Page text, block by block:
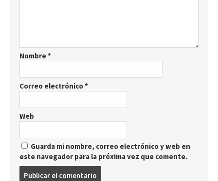
Nombre*
Correo electrónico*
Web
Guarda mi nombre, correo electrónico y web en
este navegador para la próxima vez que comente.